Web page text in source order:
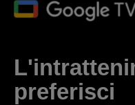
preferisci